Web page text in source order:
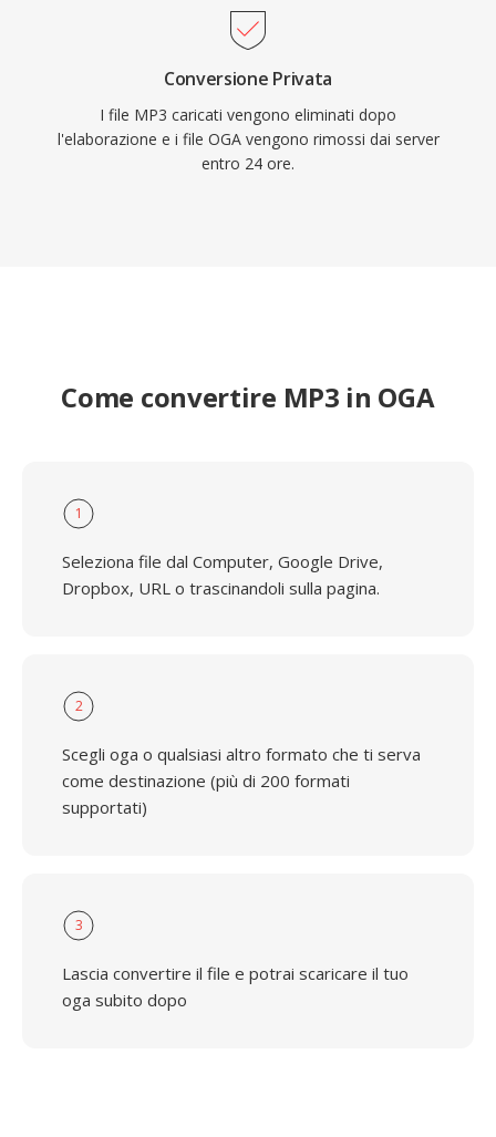
Conversione Privata
I file MP3 caricati vengono eliminati dopo
l'elaborazione e i file OGA vengono rimossi dai server
entro 24 ore.
Come convertire MP3 in OGA
1
Seleziona file dal Computer, Google Drive,
Dropbox, URL o trascinandoli sulla pagina.
2
Scegli oga o qualsiasi altro formato che ti serva
come destinazione (più di 200 formati
supportati)
3
Lascia convertire il file e potrai scaricare il tuo
oga subito dopo